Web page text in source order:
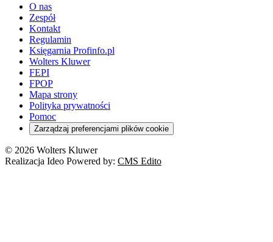
O nas
Zespół
Kontakt
Regulamin
Księgarnia Profinfo.pl
Wolters Kluwer
FEPI
FPOP
Mapa strony
Polityka prywatności
Pomoc
Zarządzaj preferencjami plików cookie
© 2026 Wolters Kluwer
Realizacja Ideo Powered by: CMS Edito